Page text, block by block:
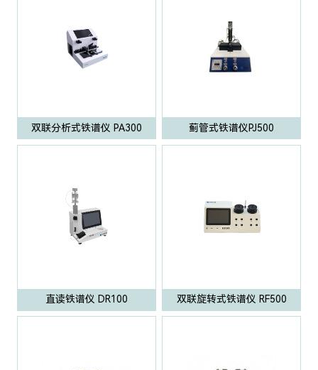
双联分析式铁谱仪 PA300 蓟管式铁谱仪PJ500
直读铁谱仪 DR100 双联旋转式铁谱仪 RF500